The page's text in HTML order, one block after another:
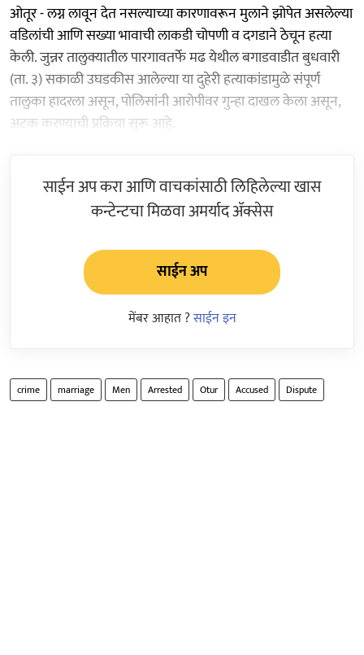
ओतूर - लग्न लावून देत नसल्याच्या कारणावरून मुलाने झोपेत असलेल्या
वडिलांची आणि सख्या भावाची लाकडी चोपणी व दगडाने ठेचून हत्या
केली. जुन्नर तालुक्यातील पारगावतर्फे मढ येथील बगाडवाडीत बुधवारी
(ता. ३) सकाळी उघडकीस आलेल्या या दुहेरी हत्याकांडामुळे संपूर्ण
तालुका हादरला असून, पोलिसांनी आरोपीवर गुन्हा दाखल केला असून,
अटक करण्याची प्रक्रिया सुरू आहे.
साईन अप करा आणि वाचकांसाठी लिहिलेल्या खास
कन्टेन्टचा मिळवा अमर्याद ॲक्सेस
साईन अप
मेंबर आहात ?साईन इन
crime marriage Men Arrested Otur Accused Dispute